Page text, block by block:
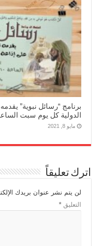
برنامج “رسائل نبوية”
الدولية كل يوم سبت الساعة 10 مساء بتوقيت
مايو 8, 2021
اترك تعليقاً
لن يتم نشر عنوان بريدك
التعليق*